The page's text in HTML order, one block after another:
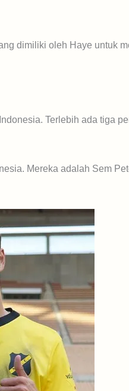
dimiliki oleh Haye untuk
Terlebih ada tiga
Mereka adalah Sem